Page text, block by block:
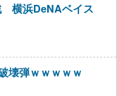
横浜DeNAベイス
壊弾ｗｗｗｗｗ